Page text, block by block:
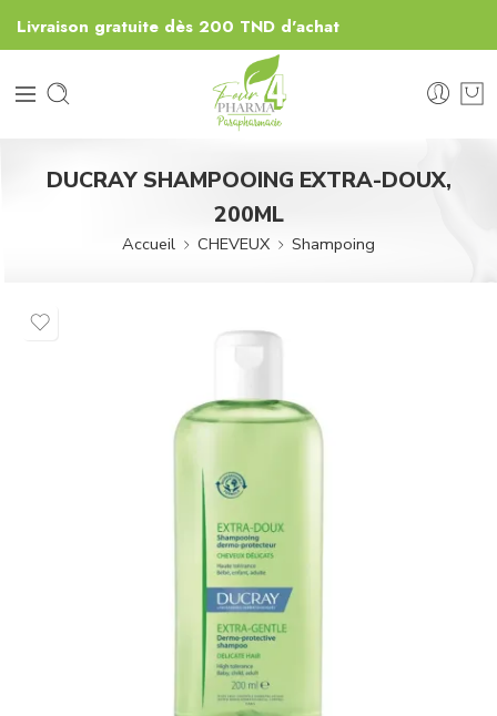
Livraison gratuite dès 200 TND d'achat
DUCRAY SHAMPOOING EXTRA-DOUX,
200ML
Accueil CHEVEUX Shampoing